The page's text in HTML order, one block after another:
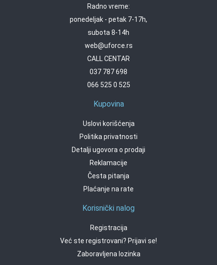
Radno vreme:
ponedeljak - petak 7-17h,
subota 8-14h
web@uforce.rs
CALL CENTAR
037 787 698
066 525 0 525
Kupovina
Uslovi korišćenja
Politika privatnosti
Detalji ugovora o prodaji
Reklamacije
Česta pitanja
Plaćanje na rate
Korisnički nalog
Registracija
Već ste registrovani? Prijavi se!
Zaboravljena lozinka